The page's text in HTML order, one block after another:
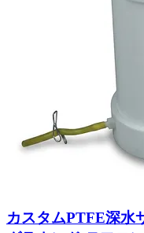
カスタムPTFE深水